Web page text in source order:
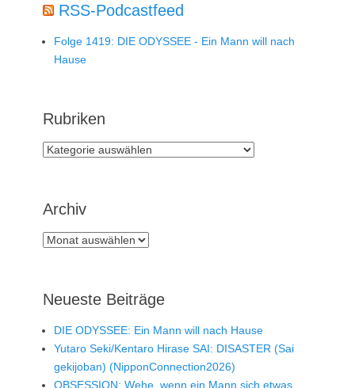
RSS-Podcastfeed
Folge 1419: DIE ODYSSEE - Ein Mann will nach
Hause
Rubriken
Rubriken
Archiv
Archiv
Neueste Beiträge
DIE ODYSSEE: Ein Mann will nach Hause
Yutaro Seki/Kentaro Hirase SAI: DISASTER (Sai
gekijoban) (NipponConnection2026)
OBSESSION: Wehe, wenn ein Mann sich etwas